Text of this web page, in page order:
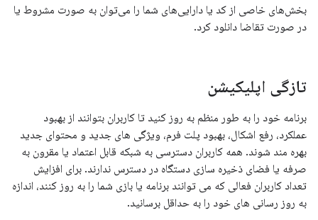
بخش‌های خاصی از کد یا دارایی‌های شما را می‌توان به صورت مشروط یا
در صورت تقاضا دانلود کرد.
تازگی اپلیکیشن
برنامه خود را به طور منظم به روز کنید تا کاربران بتوانند از بهبود
عملکرد، رفع اشکال، بهبود پلت فرم، ویژگی های جدید و محتوای جدید
بهره مند شوند. همه کاربران دسترسی به شبکه قابل اعتماد یا مقرون به
صرفه یا فضای ذخیره سازی دستگاه در دسترس ندارند. برای افزایش
تعداد کاربران فعالی که می توانند برنامه یا بازی شما را به روز کنند، اندازه
به روز رسانی های خود را به حداقل برسانید.